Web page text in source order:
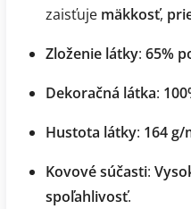
zaisťuje mäkkosť,
Zloženie látky: 65%
Dekoračná látka:
Hustota látky: 164 g/
Kovové súčasti:
spoľahlivosť.